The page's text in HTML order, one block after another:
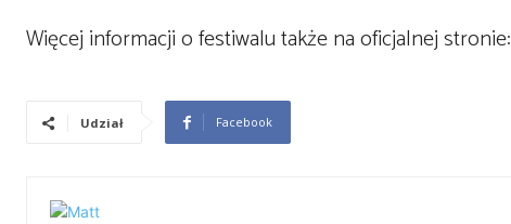
Więcej informacji o festiwalu także na oficjalnej stronie:
Udział Facebook